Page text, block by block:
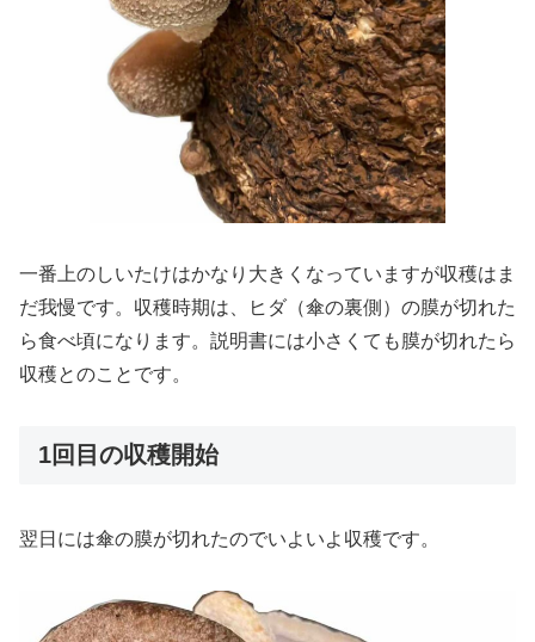
一番上のしいたけはかなり大きくなっていますが収穫はま
だ我慢です。収穫時期は、ヒダ（傘の裏側）の膜が切れた
ら食べ頃になります。説明書には小さくても膜が切れたら
収穫とのことです。
1回目の収穫開始
翌日には傘の膜が切れたのでいよいよ収穫です。